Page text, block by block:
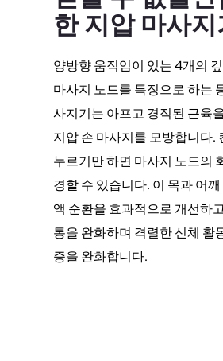
한 지압 마사지
양방향 움직임이 있는 4개의
마사지 노드를 특징으로 하는
사지기는 아프고 경직된 근육
지압 손 마사지를 모방합니다.
누르기만 하면 마사지 노드의
경할 수 있습니다. 이 목과 어
액 순환을 효과적으로 개선하
통을 완화하며 격렬한 신체 활
증을 완화합니다.